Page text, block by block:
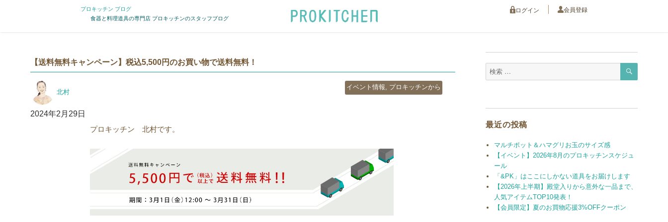
プロキッチン ブログ
食器と料理道具の専門店 プロキッチンのスタッフブログ
ログイン 会員登録
【送料無料キャンペーン】税込5,500円のお買い物で送料無料！
稿
北村
投
2024年2月29日
カ
テ
イベント情報 プロキッチンから
プロキッチン 北村です。
検
検
最近の投稿
マルチポット＆ハマグリお玉のサイズ感
【イベント】2026年8月のプロキッチンスケジュ
ール
「&PK」はここにしかない道具をお届けします
【2026年上半期】殿堂入りから意外な一品まで、
人気アイテムTOP10発表！
【会員限定】夏のお買物応援3%OFFクーポン